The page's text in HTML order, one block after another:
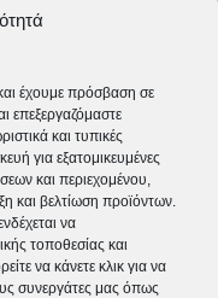
έχουμε πρόσβαση σε
επεξεργαζόμαστε
και τυπικές
για εξατομικευμένες
και περιεχομένου,
και βελτίωση προϊόντων.
να
τοποθεσίας και
να κάνετε κλικ για να
συνεργάτες μας όπως
εμφανίζει
και πλέον
έχουν
Κάτι που
για τη δημόσια
με συχνή
οι άνθρωποι